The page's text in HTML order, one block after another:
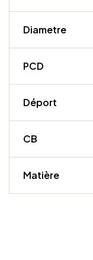
Diametre
PCD
Déport
CB
Matière